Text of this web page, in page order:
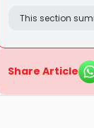
This section
Share Article